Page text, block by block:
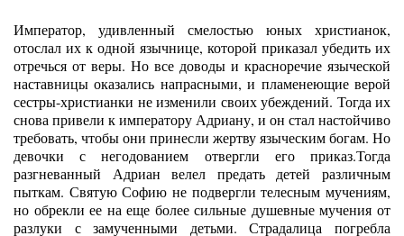
Император, удивленный смелостью юных христианок,
отослал их к одной язычнице, которой приказал убедить их
отречься от веры. Но все доводы и красноречие языческой
наставницы оказались напрасными, и пламенеющие верой
сестры-христианки не изменили своих убеждений. Тогда их
снова привели к императору Адриану, и он стал настойчиво
требовать, чтобы они принесли жертву языческим богам. Но
девочки с негодованием отвергли его приказ.Тогда
разгневанный Адриан велел предать детей различным
пыткам. Святую Софию не подвергли телесным мучениям,
но обрекли ее на еще более сильные душевные мучения от
разлуки с замученными детьми. Страдалица погребла